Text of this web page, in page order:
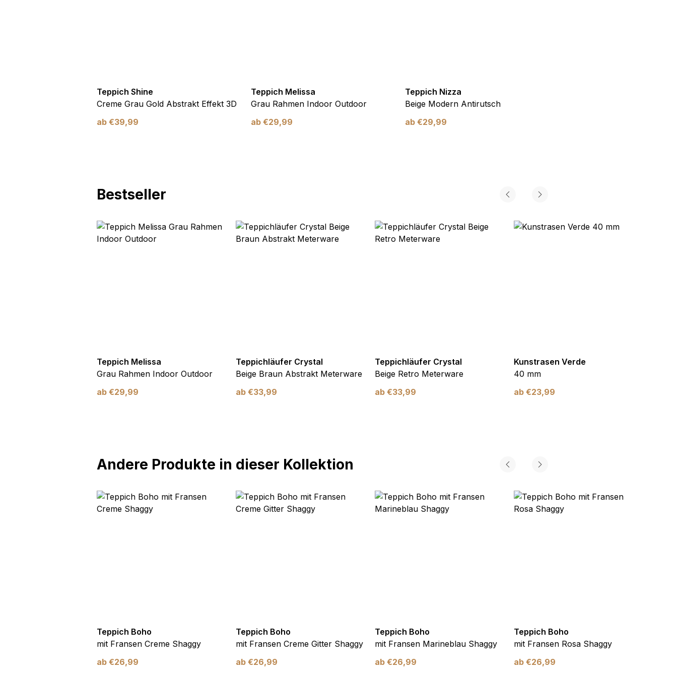
Teppich Shine
Creme Grau Gold Abstrakt Effekt 3D
ab €39,99
Teppich Melissa
Grau Rahmen Indoor Outdoor
ab €29,99
Teppich Nizza
Beige Modern Antirutsch
ab €29,99
Bestseller
Teppich Melissa
Grau Rahmen Indoor Outdoor
ab €29,99
Teppichläufer Crystal
Beige Braun Abstrakt Meterware
ab €33,99
Teppichläufer Crystal
Beige Retro Meterware
ab €33,99
Kunstrasen Verde
40 mm
ab €23,99
Andere Produkte in dieser Kollektion
Teppich Boho
mit Fransen Creme Shaggy
ab €26,99
Teppich Boho
mit Fransen Creme Gitter Shaggy
ab €26,99
Teppich Boho
mit Fransen Marineblau Shaggy
ab €26,99
Teppich Boho
mit Fransen Rosa Shaggy
ab €26,99
Nicht kategorisiert.
Andere nicht kategorisierte Cookies sind solche, die analysiert werden und noch keiner Kategorie zugeordnet wurden.